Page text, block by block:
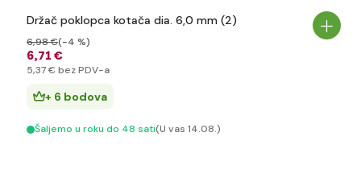
Držač poklopca kotača dia. 6,0 mm (2)
6,71 €
6,98 €(-4 %)
5,37 € bez PDV-a
+ 6 bodova
Šaljemo u roku do 48 sati(U vas 14.08.)